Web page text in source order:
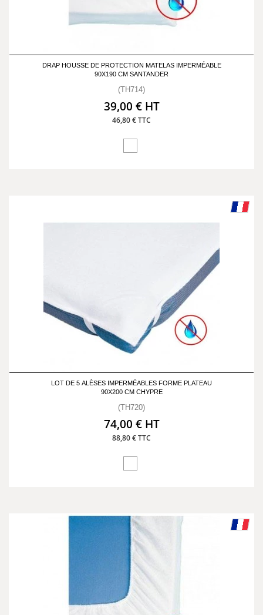
DRAP HOUSSE DE PROTECTION MATELAS IMPERMÉABLE
90X190 CM SANTANDER
(TH714)
39,00 € HT
46,80 € TTC
LOT DE 5 ALÈSES IMPERMÉABLES FORME PLATEAU
90X200 CM CHYPRE
(TH720)
74,00 € HT
88,80 € TTC